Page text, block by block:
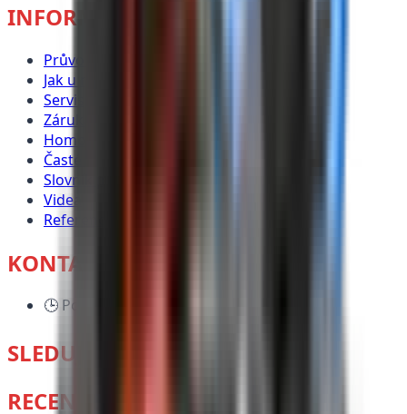
INFORMACE
Průvodce nákupem
Jak u nás koupit
Servis
Záruka
Homologace
Časté dotazy
Slovník pojmů
Videa
Reference
KONTAKT
🕒 Po-Pá: 8:00 - 17:00
SLEDUJTE NÁS
RECENZE ZÁKAZNÍKŮ